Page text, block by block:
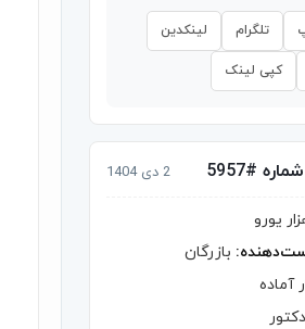
تلگرام لینکدین
کپی لینک
#5957 2 دی 1404
بازرگان
آماده
دکتور